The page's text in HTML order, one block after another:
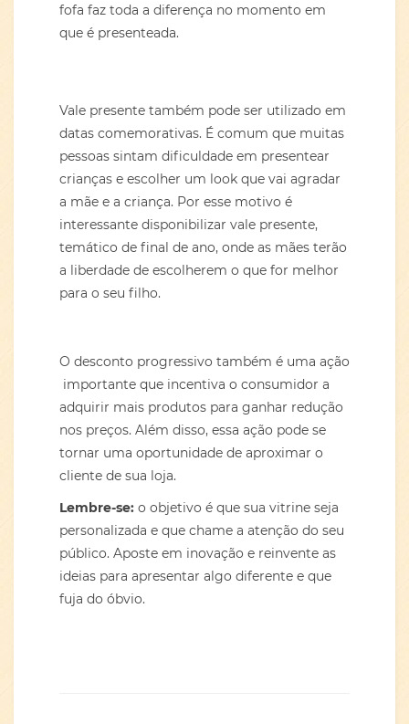
fofa faz toda a diferença no momento em
que é presenteada.
Vale presente também pode ser utilizado em
datas comemorativas. É comum que muitas
pessoas sintam dificuldade em presentear
crianças e escolher um look que vai agradar
a mãe e a criança. Por esse motivo é
interessante disponibilizar vale presente,
temático de final de ano, onde as mães terão
a liberdade de escolherem o que for melhor
para o seu filho.
O desconto progressivo também é uma ação
importante que incentiva o consumidor a
adquirir mais produtos para ganhar redução
nos preços. Além disso, essa ação pode se
tornar uma oportunidade de aproximar o
cliente de sua loja.
Lembre-se: o objetivo é que sua vitrine seja
personalizada e que chame a atenção do seu
público. Aposte em inovação e reinvente as
ideias para apresentar algo diferente e que
fuja do óbvio.